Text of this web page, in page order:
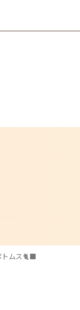
ムス🐈‍⬛